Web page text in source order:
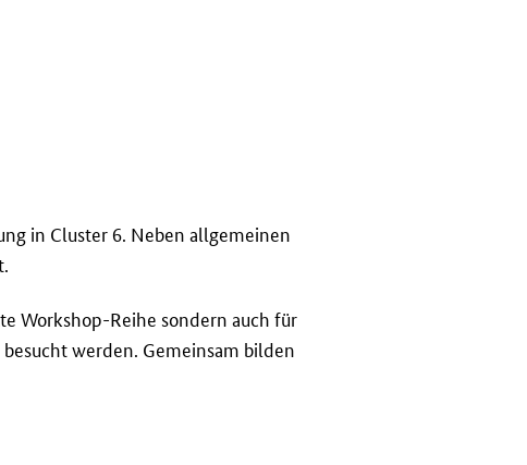
in Cluster6. Neben allgemeinen
Workshop-Reihe sondern auch für
werden. Gemeinsam bilden